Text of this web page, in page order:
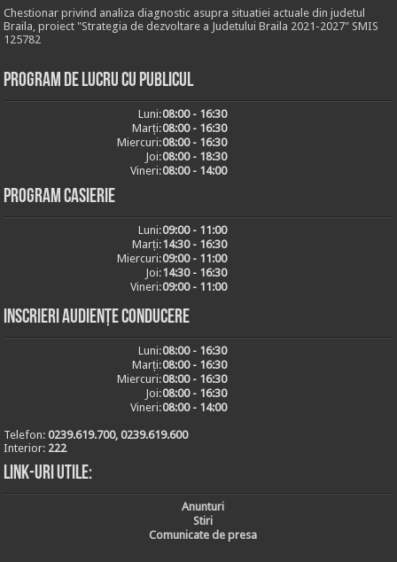
Chestionar privind analiza diagnostic asupra situatiei actuale din judetul
Braila, proiect "Strategia de dezvoltare a Judetului Braila 2021-2027" SMIS
125782
Program de lucru cu publicul
Luni:08:00 - 16:30
Marți:08:00 - 16:30
Miercuri:08:00 - 16:30
Joi:08:00 - 18:30
Vineri:08:00 - 14:00
Program casierie
Luni:09:00 - 11:00
Marți:14:30 - 16:30
Miercuri:09:00 - 11:00
Joi:14:30 - 16:30
Vineri:09:00 - 11:00
Inscrieri audiențe conducere
Luni:08:00 - 16:30
Marți:08:00 - 16:30
Miercuri:08:00 - 16:30
Joi:08:00 - 16:30
Vineri:08:00 - 14:00
Telefon:0239.619.700, 0239.619.600
Interior: 222
Link-uri utile:
Anunturi
Stiri
Comunicate de presa